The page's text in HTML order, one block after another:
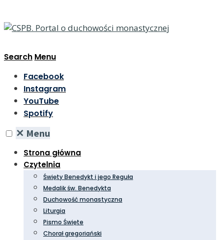
Search Menu
Facebook
Instagram
YouTube
Spotify
✕ Menu
Strona główna
Czytelnia
Święty Benedykt i jego Reguła
Medalik św. Benedykta
Duchowość monastyczna
Liturgia
Pismo Święte
Chorał gregoriański